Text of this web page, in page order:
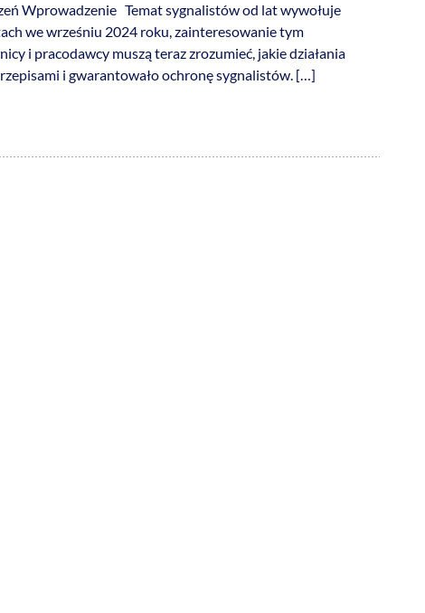
Wprowadzenie Temat sygnalistów od lat wywołuje
we wrześniu 2024 roku, zainteresowanie tym
i pracodawcy muszą teraz zrozumieć, jakie działania
i gwarantowało ochronę sygnalistów. […]